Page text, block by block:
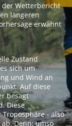
der Wetterbericht
längeren
erwähnt
Zustand
sich um
und Wind an
Auf diese
besagt
Diese
- also
Denn: umso